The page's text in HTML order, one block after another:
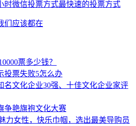
时微信投票方式最快速的投票方式
们应该都在
票多少钱？
投票失败5怎么办
名文化企业30强、十佳文化企业家评
争艳旗袍文化大赛
力女性，快乐巾帼，选出最美导购员